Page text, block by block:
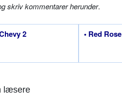
skriv kommentarer herunder.
2 • Red Rose
læsere